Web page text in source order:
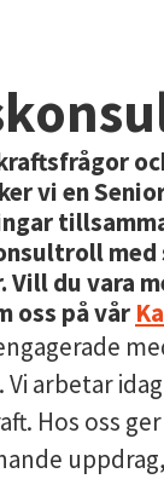
vi en
du vara
oss på vår
arbetar
Hos oss